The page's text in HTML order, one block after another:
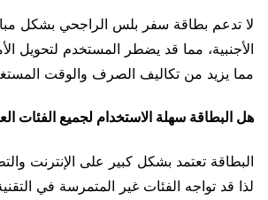
لا تدعم بطاقة سفر بلس الراجحي بشكل
الأجنبية، مما قد يضطر المستخدم لتحويل
مما يزيد من تكاليف الصرف والوقت
هل البطاقة سهلة الاستخدام لجميع الفئات
البطاقة تعتمد بشكل كبير على الإنترنت
لذا قد تواجه الفئات غير المتمرسة في